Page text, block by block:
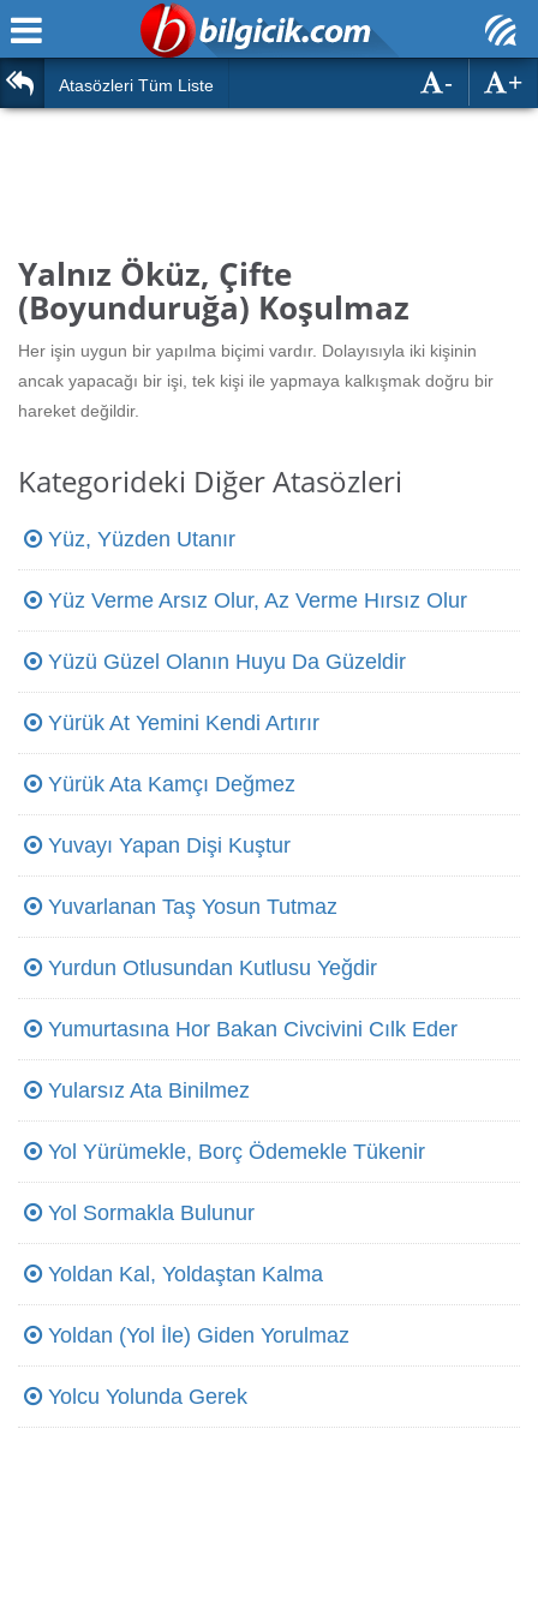
Ana Sayfa
Türk Tarihi & Kültürü
Eğitim
Hesaplamalar
Duvar Yazıları
Hızlı Okuma Testi
Oyun
Atasözleri Tüm Liste +
-
Yalnız Öküz, Çifte
(Boyunduruğa) Koşulmaz
Her işin uygun bir yapılma biçimi vardır. Dolayısıyla iki kişinin
ancak yapacağı bir işi, tek kişi ile yapmaya kalkışmak doğru bir
hareket değildir.
Kategorideki Diğer Atasözleri
Yüz, Yüzden Utanır
Yüz Verme Arsız Olur, Az Verme Hırsız Olur
Yüzü Güzel Olanın Huyu Da Güzeldir
Yürük At Yemini Kendi Artırır
Yürük Ata Kamçı Değmez
Yuvayı Yapan Dişi Kuştur
Yuvarlanan Taş Yosun Tutmaz
Yurdun Otlusundan Kutlusu Yeğdir
Yumurtasına Hor Bakan Civcivini Cılk Eder
Yularsız Ata Binilmez
Yol Yürümekle, Borç Ödemekle Tükenir
Yol Sormakla Bulunur
Yoldan Kal, Yoldaştan Kalma
Yoldan (Yol İle) Giden Yorulmaz
Yolcu Yolunda Gerek